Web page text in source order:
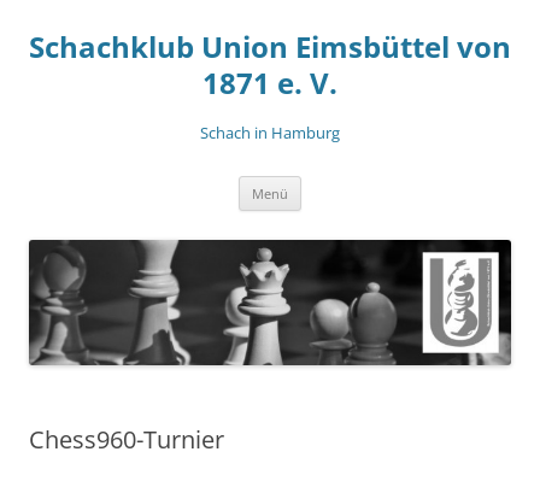
springen
Schachklub Union Eimsbüttel von
1871 e. V.
Schach in Hamburg
Menü
Chess960-Turnier